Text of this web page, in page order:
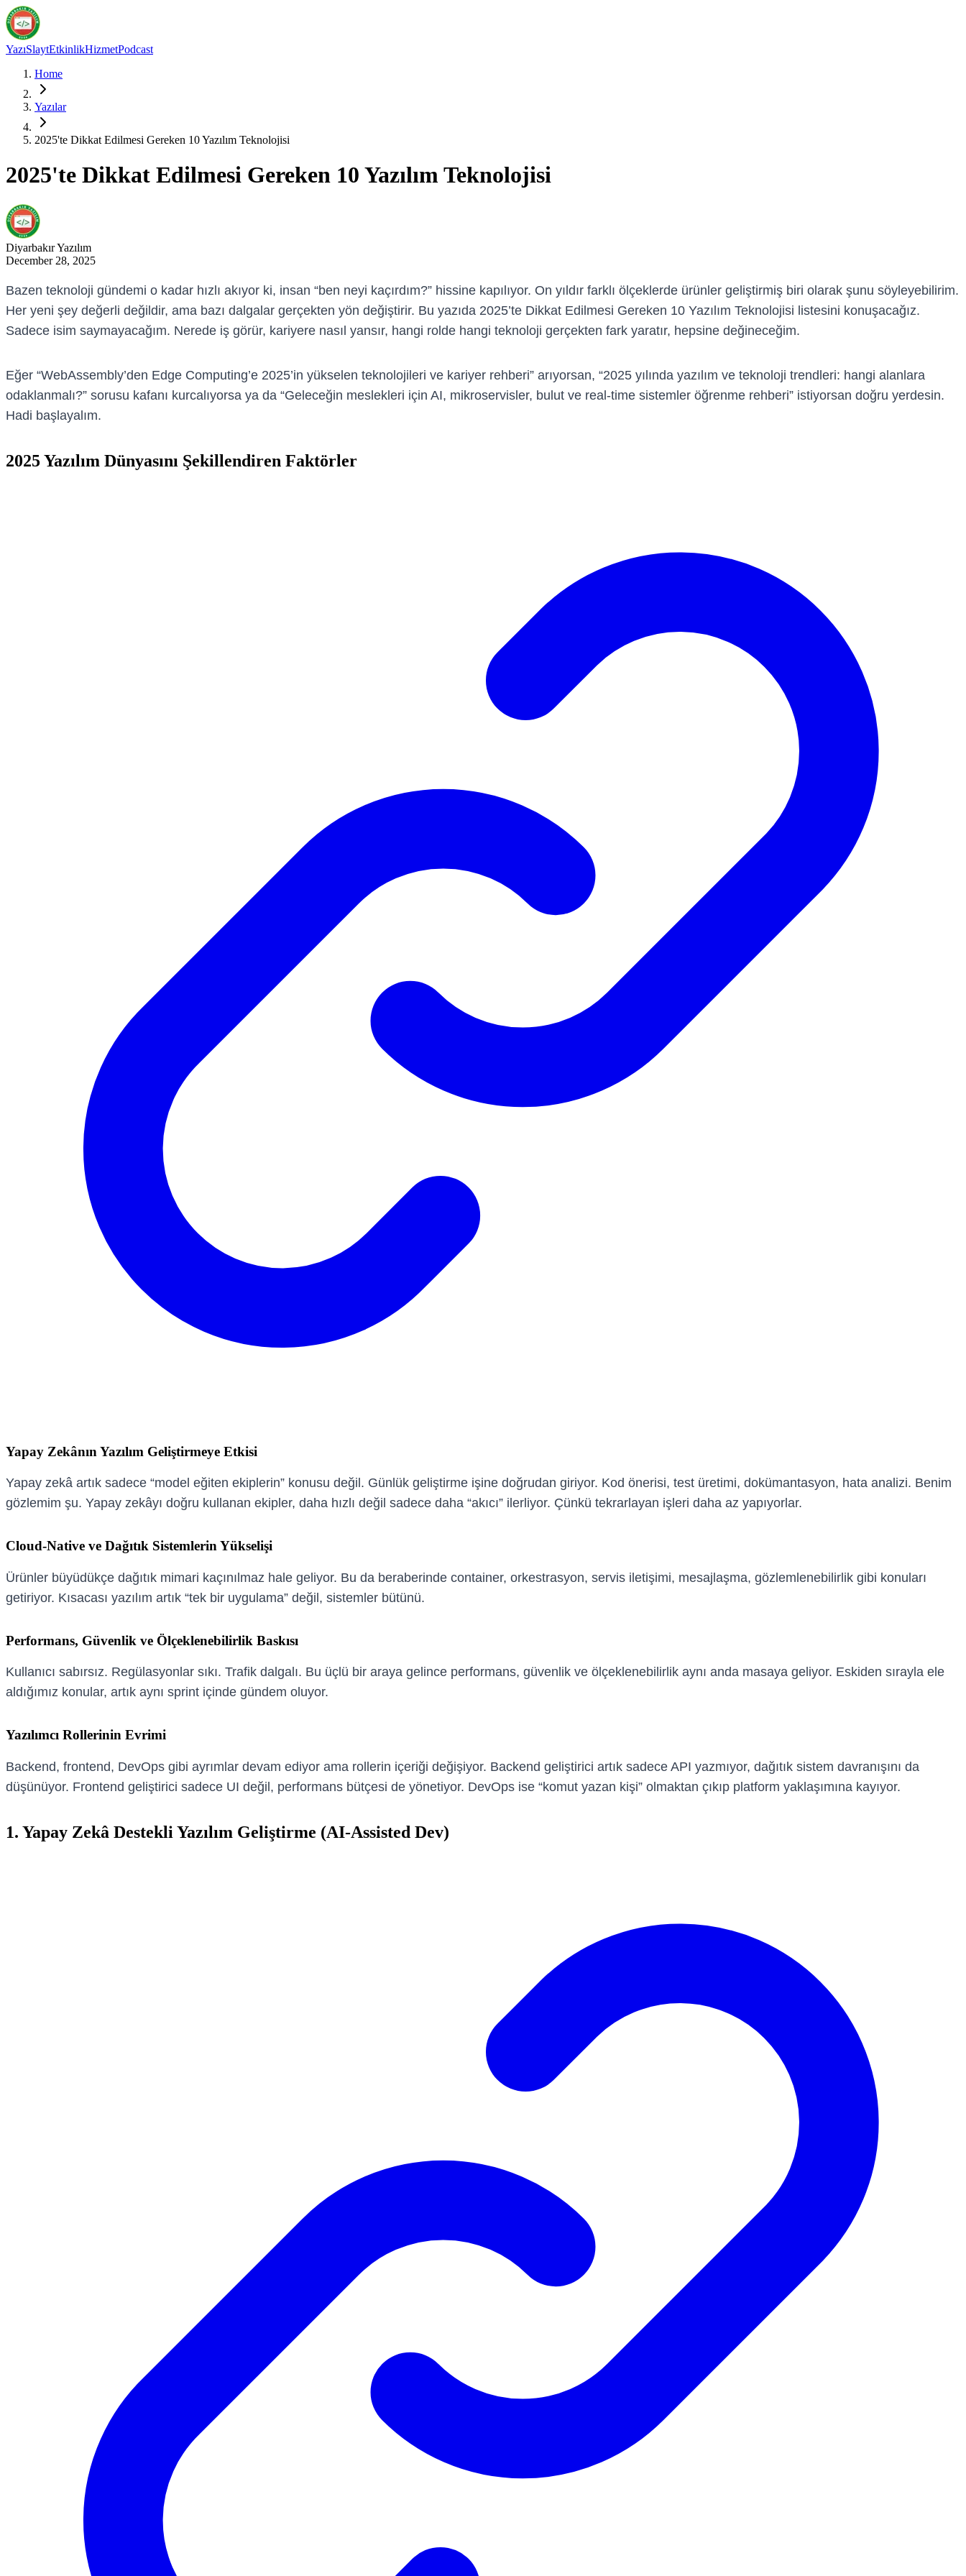
YazıSlaytEtkinlikHizmetPodcast
Home
Yazılar
2025'te Dikkat Edilmesi Gereken 10 Yazılım Teknolojisi
2025'te Dikkat Edilmesi Gereken 10 Yazılım Teknolojisi
DiyarbakırYazılım
December 28, 2025
Bazen teknoloji gündemi o kadar hızlı akıyor ki, insan “ben neyi kaçırdım?” hissine kapılıyor. On yıldır farklı ölçeklerde ürünler geliştirmiş biri olarak şunu söyleyebilirim.
Her yeni şey değerli değildir, ama bazı dalgalar gerçekten yön değiştirir. Bu yazıda 2025’te Dikkat Edilmesi Gereken 10 Yazılım Teknolojisi listesini konuşacağız.
Sadece isim saymayacağım. Nerede iş görür, kariyere nasıl yansır, hangi rolde hangi teknoloji gerçekten fark yaratır, hepsine değineceğim.
Eğer “WebAssembly’den Edge Computing’e 2025’in yükselen teknolojileri ve kariyer rehberi” arıyorsan, “2025 yılında yazılım ve teknoloji trendleri: hangi alanlara
odaklanmalı?” sorusu kafanı kurcalıyorsa ya da “Geleceğin meslekleri için AI, mikroservisler, bulut ve real-time sistemler öğrenme rehberi” istiyorsan doğru yerdesin.
Hadi başlayalım.
2025 Yazılım Dünyasını Şekillendiren Faktörler
Yapay Zekânın Yazılım Geliştirmeye Etkisi
Yapay zekâ artık sadece “model eğiten ekiplerin” konusu değil. Günlük geliştirme işine doğrudan giriyor. Kod önerisi, test üretimi, dokümantasyon, hata analizi. Benim
gözlemim şu. Yapay zekâyı doğru kullanan ekipler, daha hızlı değil sadece daha “akıcı” ilerliyor. Çünkü tekrarlayan işleri daha az yapıyorlar.
Cloud-Native ve Dağıtık Sistemlerin Yükselişi
Ürünler büyüdükçe dağıtık mimari kaçınılmaz hale geliyor. Bu da beraberinde container, orkestrasyon, servis iletişimi, mesajlaşma, gözlemlenebilirlik gibi konuları
getiriyor. Kısacası yazılım artık “tek bir uygulama” değil, sistemler bütünü.
Performans, Güvenlik ve Ölçeklenebilirlik Baskısı
Kullanıcı sabırsız. Regülasyonlar sıkı. Trafik dalgalı. Bu üçlü bir araya gelince performans, güvenlik ve ölçeklenebilirlik aynı anda masaya geliyor. Eskiden sırayla ele
aldığımız konular, artık aynı sprint içinde gündem oluyor.
Yazılımcı Rollerinin Evrimi
Backend, frontend, DevOps gibi ayrımlar devam ediyor ama rollerin içeriği değişiyor. Backend geliştirici artık sadece API yazmıyor, dağıtık sistem davranışını da
düşünüyor. Frontend geliştirici sadece UI değil, performans bütçesi de yönetiyor. DevOps ise “komut yazan kişi” olmaktan çıkıp platform yaklaşımına kayıyor.
1. Yapay Zekâ Destekli Yazılım Geliştirme (AI-Assisted Dev)